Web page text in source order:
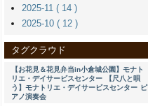
2025-11 ( 14 )
2025-10 ( 12 )
タグクラウド
【お花見＆花見弁当in小倉城公園】モナト
リエ・デイサービスセンター
【尺八と唄
う】モナトリエ・デイサービスセンター ピ
アノ演奏会